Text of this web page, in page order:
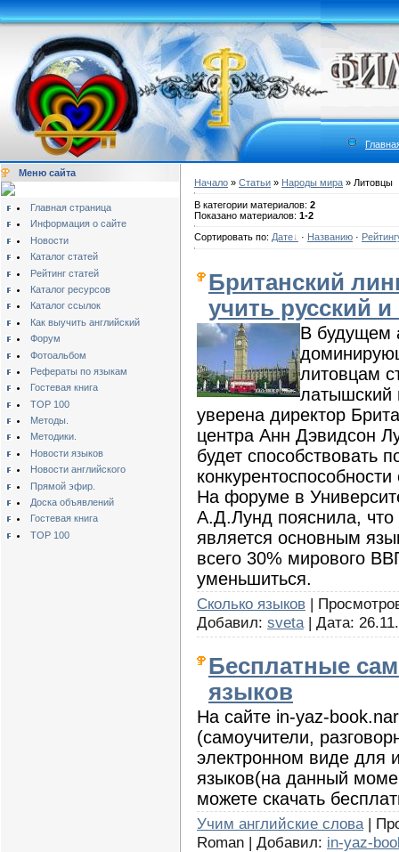
Меню сайта
Главная страница
Информация о сайте
Новости
Каталог статей
Рейтинг статей
Каталог ресурсов
Каталог ссылок
Как выучить английский
Форум
Фотоальбом
Рефераты по языкам
Гостевая книга
TOP 100
Методы.
Методики.
Новости языков
Новости английского
Прямой эфир.
Доска объявлений
Гостевая книга
TOP 100
Начало » Статьи » Народы мира » Литовцы
В категории материалов: 2
Показано материалов: 1-2
Сортировать по: Дате · Названию ·
Британский
учить русский
В будущем
литовцам
латышский
уверена директор
центра Анн Дэвидсон
будет способствовать
На форуме в
А.Д.Лунд пояснила, что
является основным
всего 30% мирового
уменьшиться.
Сколько языков |
Добавил: sveta | Дата:
Бесплатные
языков
На сайте in-yaz-
(самоучители,
электронном виде для
языков(на данный
можете скачать
Учим английские слова |
Roman | Добавил: in-yaz-